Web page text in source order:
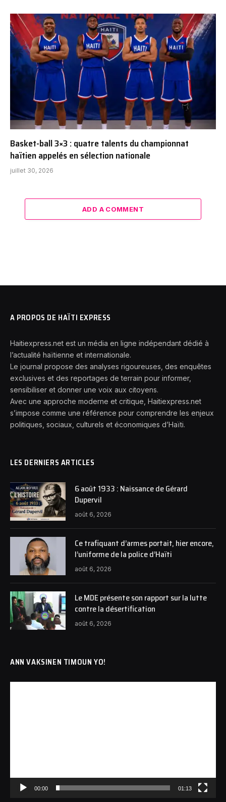
Basket-ball 3×3 : quatre talents du championnat
haïtien appelés en sélection nationale
juillet 30, 2026
ADD A COMMENT
A PROPOS DE HAÏTI EXPRESS
Haitiexpress.net est un média en ligne indépendant dédié à
l’actualité haïtienne et internationale.
Le journal propose des analyses rigoureuses, des enquêtes
exclusives et des reportages de terrain pour informer,
sensibiliser et donner une voix aux citoyens.
Avec une approche moderne et critique, Haitiexpress.net
s’impose comme une référence pour comprendre les enjeux
politiques, sociaux, culturels et économiques d’Haïti.
LES DERNIERS ARTICLES
6 août 1933 : Naissance de Gérard
Dupervil
août 6, 2026
Ce trafiquant d’armes portait, hier encore,
l’uniforme de la police d’Haïti
août 6, 2026
Le MDE présente son rapport sur la lutte
contre la désertification
août 6, 2026
ANN VAKSINEN TIMOUN YO!
00:00 01:13